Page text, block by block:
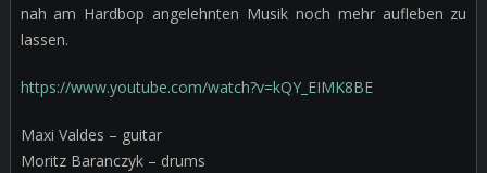
nah am Hardbop angelehnten Musik noch mehr aufleben zu
lassen.
https://www.youtube.com/watch?v=kQY_EIMK8BE
Maxi Valdes – guitar
Moritz Baranczyk – drums